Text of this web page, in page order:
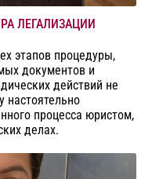
ЛЕГАЛИЗАЦИИ
этапов процедуры,
документов и
действий не
процесса юристом,
делах.